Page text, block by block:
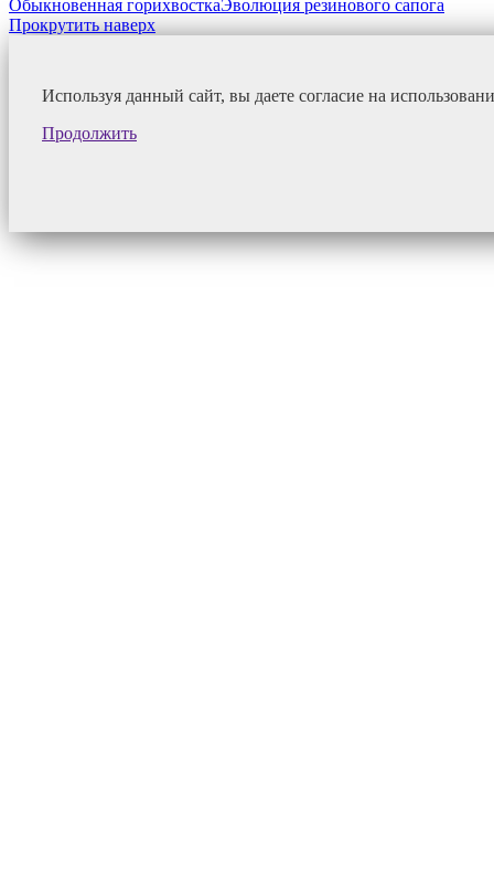
Обыкновенная горихвосткаЭволюция резинового сапога
Прокрутить наверх
Используя данный сайт, вы даете согласие на
Продолжить